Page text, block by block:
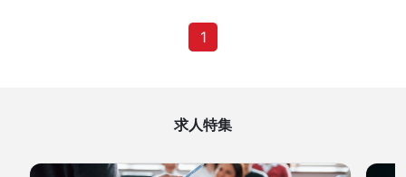
1
求人特集